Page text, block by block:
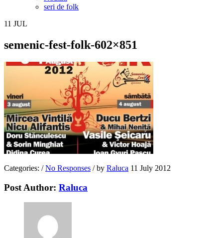
seri de folk
11 JUL
semenic-fest-folk-602×851
Categories: / No Responses /by Raluca 11 July 2012
Post Author: Raluca